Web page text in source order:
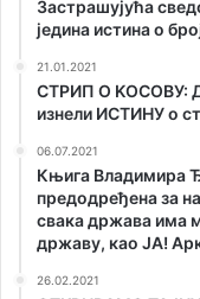
Застрашујућа
једина истина о
21.01.2021
СТРИП О KОСОВУ:
изнели ИСТИНУ о
06.07.2021
Књига Владимира
предодређена за
свака држава има
државу, као ЈА!
26.02.2021